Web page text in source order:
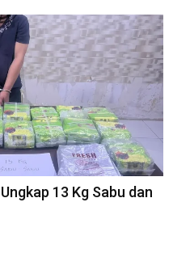
13 Kg Sabu dan